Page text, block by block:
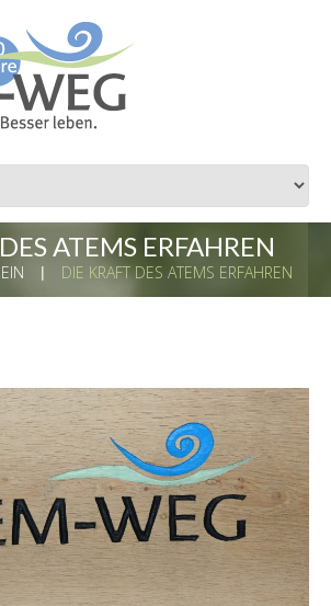
ATEMS ERFAHREN
DIE KRAFT DES ATEMS ERFAHREN